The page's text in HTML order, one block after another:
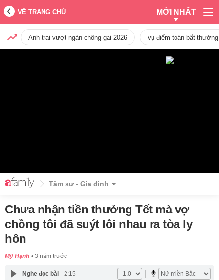
VỀ TRANG CHỦ MỚI NHẤT
Anh trai vượt ngàn chông gai 2026 vụ điểm toán bất
Tâm sự - Gia đình
Chưa nhận tiền thưởng Tết mà vợ
chồng tôi đã suýt lôi nhau ra tòa ly
hôn
Mỹ Hạnh 3 năm trước
Nghe đọc bài 2:15